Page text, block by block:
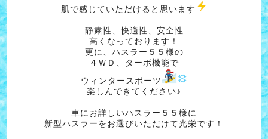
肌で感じていただけると思います
静粛性、快適性、安全性
高くなっております！
更に、ハスラー５５様の
４ＷＤ、ターボ機能で
ウィンタースポーツ
楽しんできてください♪
車にお詳しいハスラー５５様に
新型ハスラーをお選びいただけて光栄です！